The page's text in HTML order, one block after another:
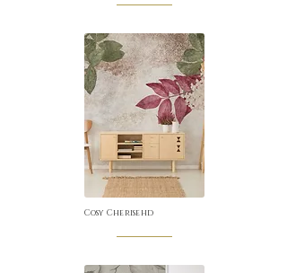
Cosy Cherisehd